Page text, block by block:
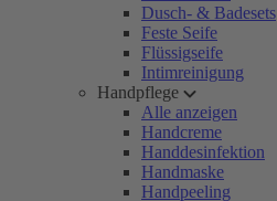
Dusch- & Badesets
Feste Seife
Flüssigseife
Intimreinigung
Handpflege
Alle anzeigen
Handcreme
Handdesinfektion
Handmaske
Handpeeling